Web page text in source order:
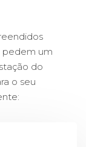
pedem um
do
o seu